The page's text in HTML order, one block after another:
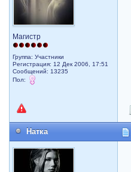
Магистр
Группа: Участники
Регистрация: 12 Дек 2006, 17:51
Сообщений: 13235
Пол:
Натка